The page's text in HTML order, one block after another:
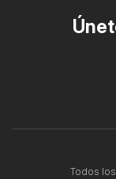
Todos